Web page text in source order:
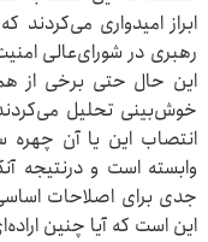
ابراز امیدواری می‌کردند
رهبری در شورای‌عالی
این حال حتی برخی از
خوش‌بینی تحلیل
انتصاب این یا آن چهره
وابسته است و درنتیجه
جدی برای اصلاحات
این است که آیا چنین